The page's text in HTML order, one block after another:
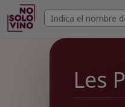
Buscar
vinos
Buscar
Les